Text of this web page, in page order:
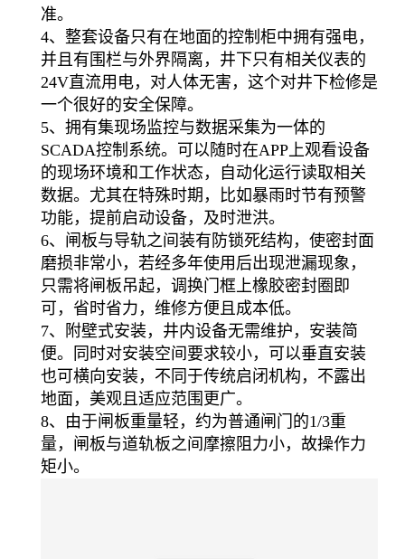
准。
4、整套设备只有在地面的控制柜中拥有强电，
并且有围栏与外界隔离，井下只有相关仪表的
24V直流用电，对人体无害，这个对井下检修是
一个很好的安全保障。
5、拥有集现场监控与数据采集为一体的
SCADA控制系统。可以随时在APP上观看设备
的现场环境和工作状态，自动化运行读取相关
数据。尤其在特殊时期，比如暴雨时节有预警
功能，提前启动设备，及时泄洪。
6、闸板与导轨之间装有防锁死结构，使密封面
磨损非常小，若经多年使用后出现泄漏现象，
只需将闸板吊起，调换门框上橡胶密封圈即
可，省时省力，维修方便且成本低。
7、附壁式安装，井内设备无需维护，安装简
便。同时对安装空间要求较小，可以垂直安装
也可横向安装，不同于传统启闭机构，不露出
地面，美观且适应范围更广。
8、由于闸板重量轻，约为普通闸门的1/3重
量，闸板与道轨板之间摩擦阻力小，故操作力
矩小。